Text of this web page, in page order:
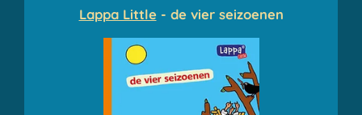
Lappa Little - de vier seizoenen